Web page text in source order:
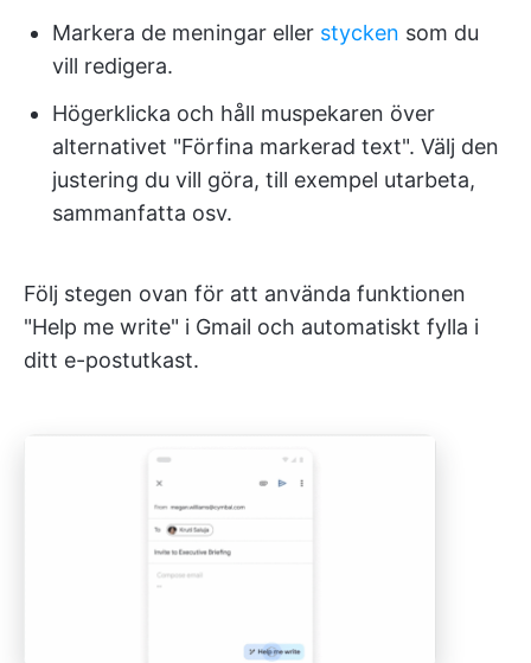
Markera de meningar eller stycken som du
vill redigera.
Högerklicka och håll muspekaren över
alternativet "Förfina markerad text". Välj den
justering du vill göra, till exempel utarbeta,
sammanfatta osv.
Följ stegen ovan för att använda funktionen
"Help me write" i Gmail och automatiskt fylla i
ditt e-postutkast.